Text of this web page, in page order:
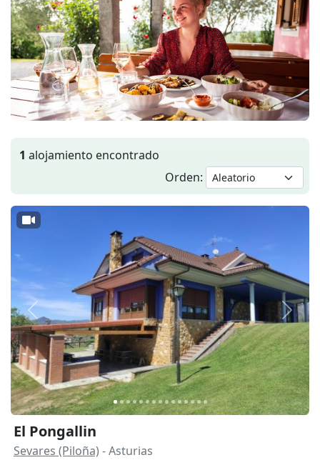
1 alojamiento encontrado
Orden:
Anterior
El Pongallin
Sevares (Piloña) - Asturias